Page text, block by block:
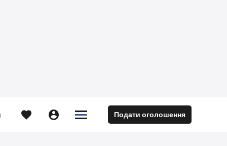
  

 Подати оголошення